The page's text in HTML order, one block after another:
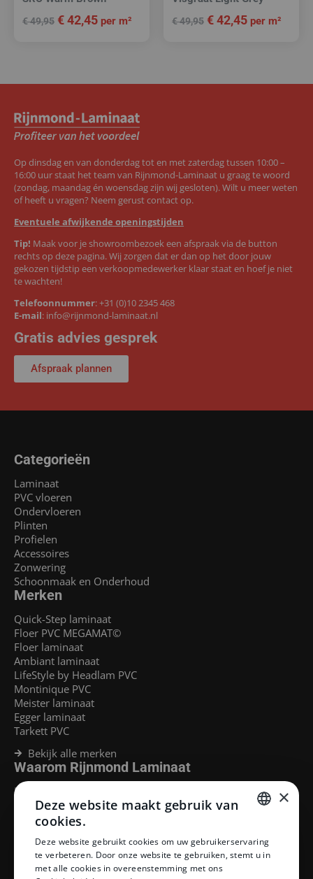
€49,95 €42,45 per m² €49,95 €42,45 per m²
Op dinsdag en van donderdag tot en met zaterdag tussen 10:00 –
16:00 uur staat het team van Rijnmond-Laminaat u graag te woord
(zondag, maandag én woensdag zijn wij gesloten). Wilt u meer weten
of heeft u vragen? Neem gerust contact op.
Eventuele afwijkende openingstijden
Tip! Maak voor je showroombezoek een afspraak via de button
rechts op deze pagina. Wij zorgen dat er dan op het door jouw
gekozen tijdstip een verkoopmedewerker klaar staat en hoef je niet
te wachten!
Telefoonnummer:+31 (0)10 2345 468
E-mail: info@rijnmond-laminaat.nl
Gratis advies gesprek
Afspraak plannen
Categorieën
Laminaat
PVC vloeren
Ondervloeren
Plinten
Profielen
Accessoires
Zonwering
Schoonmaak en Onderhoud
Merken
Quick-Step laminaat
Floer PVC MEGAMAT©
Floer laminaat
Ambiant laminaat
LifeStyle by Headlam PVC
Montinique PVC
Meister laminaat
Egger laminaat
Tarkett PVC
Bekijk alle merken
Waarom Rijnmond Laminaat
Legservice
Laminaat Capelle aan den Ijssel
Laminaat voor vloerverwarming
Klantenservice
Betaalmethoden
DUTCH
×
Deze website maakt gebruik van
cookies.
Deze website gebruikt cookies om uw gebruikerservaring
te verbeteren. Door onze website te gebruiken, stemt u in
met alle cookies in overeenstemming met ons